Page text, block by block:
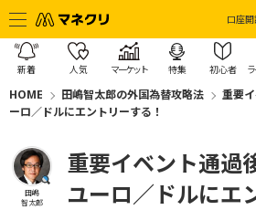
口座
新着 人気 マーケット 特集 初心者
HOME 田嶋智太郎の外国為替攻略法
重要
ーロ／ドルにエントリーする！
田嶋
智太郎
重要イベント通過
ユーロ／ドルにエ